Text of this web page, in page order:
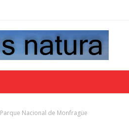
Parque Nacional de Monfragüe